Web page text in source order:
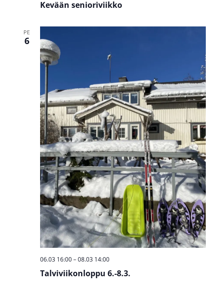
Kevään senioriviikko
PE
6
Talviviikonloppu 6.-8.3.
06.03 16:00–08.03 14:00